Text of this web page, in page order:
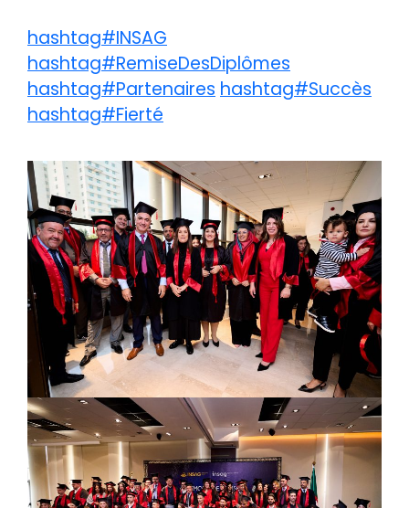
hashtag#INSAG
hashtag#RemiseDesDiplômes
hashtag#Partenaires hashtag#Succès
hashtag#Fierté